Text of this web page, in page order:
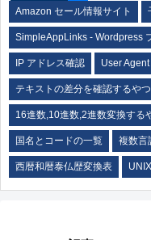
Amazon セール情報サイト
SimpleAppLinks - Wordpress
IP アドレス確認 User
テキストの差分を確認するやつ
16進数,10進数,2進数変換する
国名とコードの一覧 複数言
西暦和暦泰仏歴変換表